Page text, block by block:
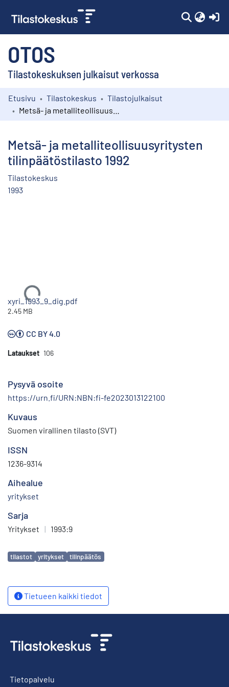
OTOS
Tilastokeskuksen julkaisut verkossa
Kokoelmat
Etusivu Tilastokeskus
Tilastojulkaisut
Metsä- ja metalliteollisuusyritysten
tilinpäätöstilasto 1992
Tilastokeskus
1993
Ladataan...
xyri_1993_9_dig.pdf
2.45 MB
CC BY 4.0
Lataukset 106
Pysyvä osoite
https://urn.fi/URN:NBN:fi-fe2023013122100
Kuvaus
Suomen virallinen tilasto (SVT)
ISSN
1236-9314
Aihealue
yritykset
Sarja
Yritykset | 1993:9
Avainsanat
tilastot yritykset tilinpäätös
Tietueen kaikki tiedot
Tietopalvelu